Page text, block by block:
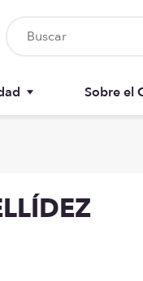
Sobre el
Memorias